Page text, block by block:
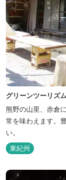
グリーンツーリズ
熊野の山里、赤倉
常を味わえます。
い。
東紀州